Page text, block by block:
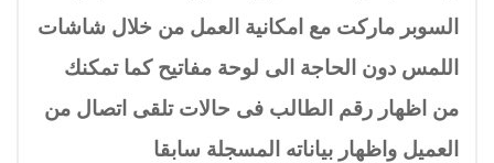
السوبر ماركت مع امكانية العمل من خلال شاشات
اللمس دون الحاجة الى لوحة مفاتيح كما تمكنك
من اظهار رقم الطالب فى حالات تلقى اتصال من
العميل واظهار بياناته المسجلة سابقا